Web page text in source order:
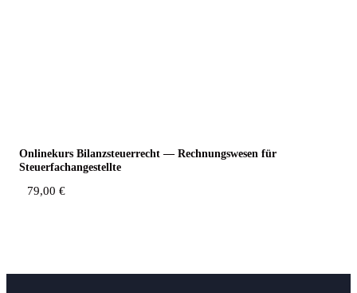
Online­kurs Bilanz­steu­er­recht — Rech­nungs­we­sen für
Steuerfachangestellte
79,00 €